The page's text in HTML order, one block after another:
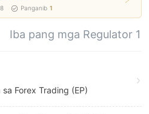
Panganib 1
Iba pang mga Regulator 1
Forex Trading (EP)